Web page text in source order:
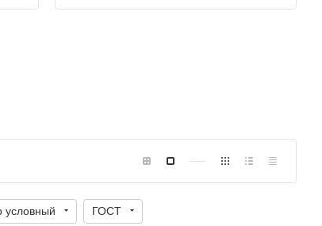
условный ГОСТ